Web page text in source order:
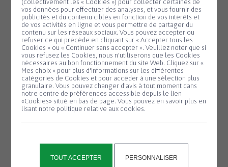
Panneau de gestion des cookies
(collectivement les « Cookies ») pour collecter certaines de
vos données pour effectuer des analyses, et vous fournir des
publicités et du contenu ciblés en fonction de vos intérêts et
de vos activités en ligne et vous permettre de partager du
contenu sur les réseaux sociaux. Vous pouvez accepter ou
refuser ce qui précède en cliquant sur « Accepter tous les
Cookies » ou « Continuer sans accepter ». Veuillez noter que si
vous refusez les Cookies, nous n'utiliserons que les Cookies
nécessaires au bon fonctionnement du site Web. Cliquez sur «
Mes choix » pour plus d'informations sur les différentes
catégories de Cookies et pour accéder à une sélection plus
granulaire. Vous pouvez changer d'avis à tout moment dans
notre centre de préférences accessible depuis le lien
«Cookies» situé en bas de page. Vous pouvez en savoir plus en
lisant notre politique relative aux cookies.
TOUT ACCEPTER PERSONNALISER
ambiance conviviale et adaptée à l’âge des
participants
Deux ateliers sont proposés :
• 3-5 ans : prévention, numéros d’urgence
et apprentissages ludiques
• 6-10 ans : brûlures, saignements, PLS et
mises en situation avec mannequin
L’organisation des ateliers dépendra des
réponses au questionnaire diffusé auprès
Donnez votre avis en suivant ce lien :